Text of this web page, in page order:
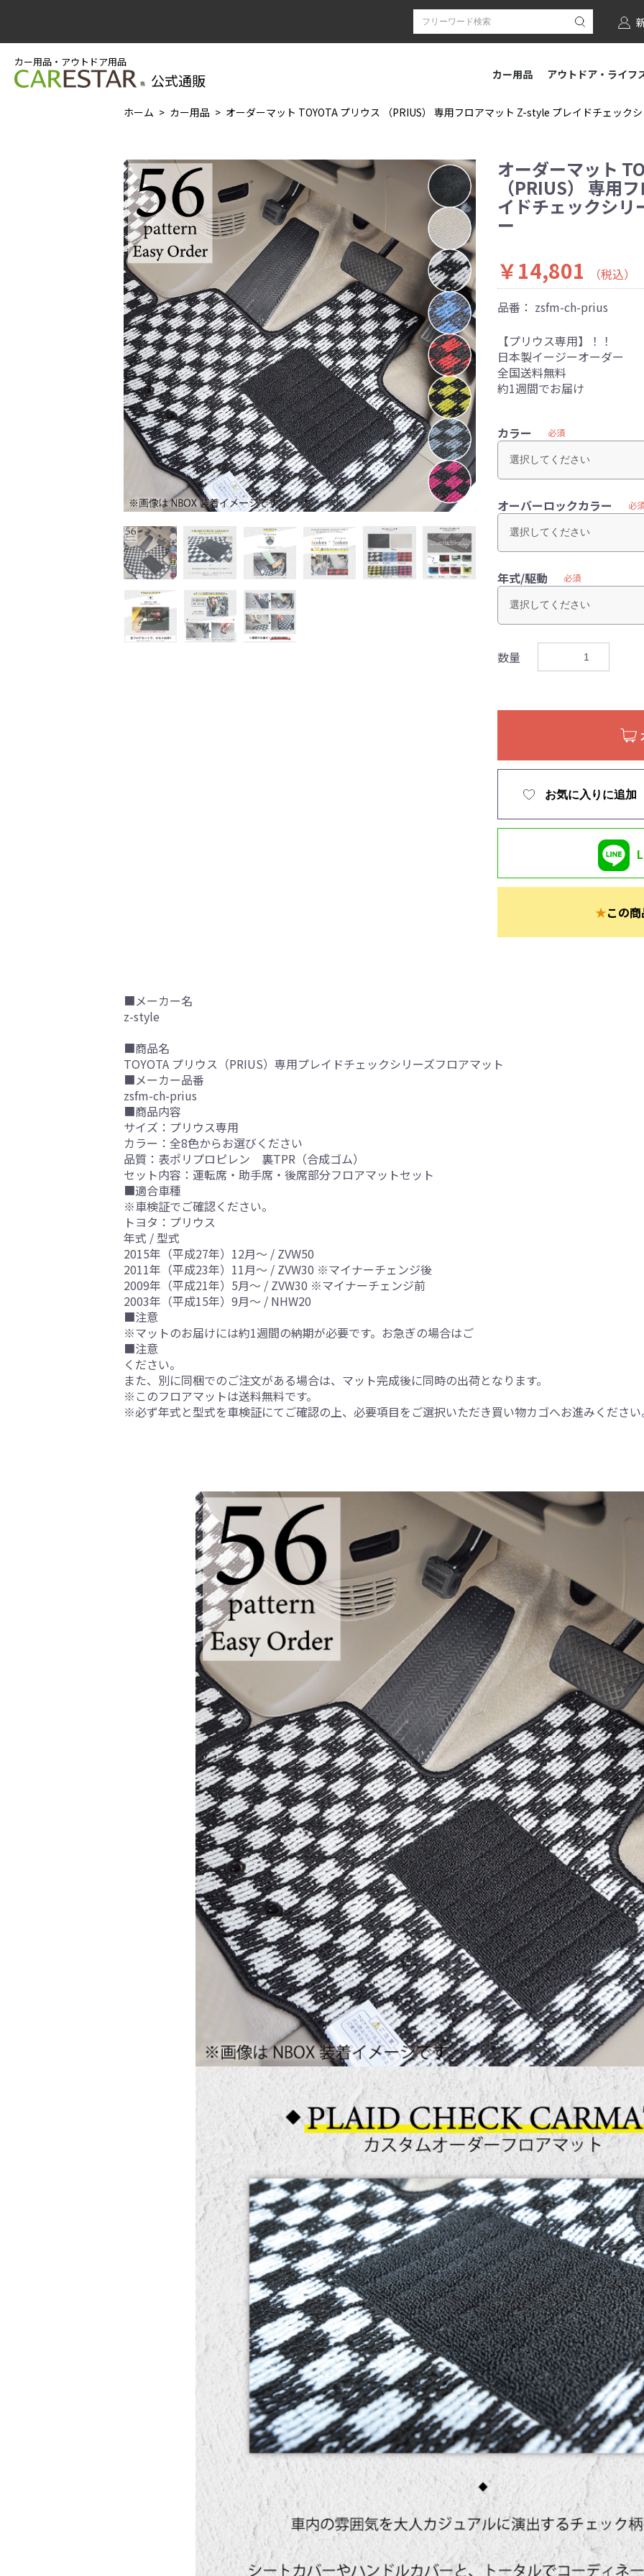
カー用品・アウトドア用品
公式通販 カー用品 アウトドア・ライフ
ホーム カー用品 オーダーマット TOYOTA プリウス （PRIUS） 専用フロアマット Z-style プレイドチェック
オーダーマット
（PRIUS） 専用
イドチェックシリ
ー
￥14,801
（税込）
品番： zsfm-ch-prius
【プリウス専用】！！
日本製イージーオーダー
全国送料無料
約1週間でお届け
カラー 必須
オーバーロックカラー 必
年式/駆動 必須
数量
お気に入りに追加
★この
■メーカー名
z-style
■商品名
TOYOTA プリウス（PRIUS）専用プレイドチェックシリーズフロアマット
■メーカー品番
zsfm-ch-prius
■商品内容
サイズ：プリウス専用
カラー：全8色からお選びください
品質：表ポリプロピレン 裏TPR（合成ゴム）
セット内容：運転席・助手席・後席部分フロアマットセット
■適合車種
※車検証でご確認ください。
トヨタ：プリウス
年式 / 型式
2015年（平成27年）12月～ / ZVW50
2011年（平成23年）11月～ / ZVW30 ※マイナーチェンジ後
2009年（平成21年）5月～ / ZVW30 ※マイナーチェンジ前
2003年（平成15年）9月～ / NHW20
■注意
※マットのお届けには約1週間の納期が必要です。お急ぎの場合はご
■注意
ください。
また、別に同梱でのご注文がある場合は、マット完成後に同時の出荷となります。
※このフロアマットは送料無料です。
※必ず年式と型式を車検証にてご確認の上、必要項目をご選択いただき買い物カゴへお進みくださ